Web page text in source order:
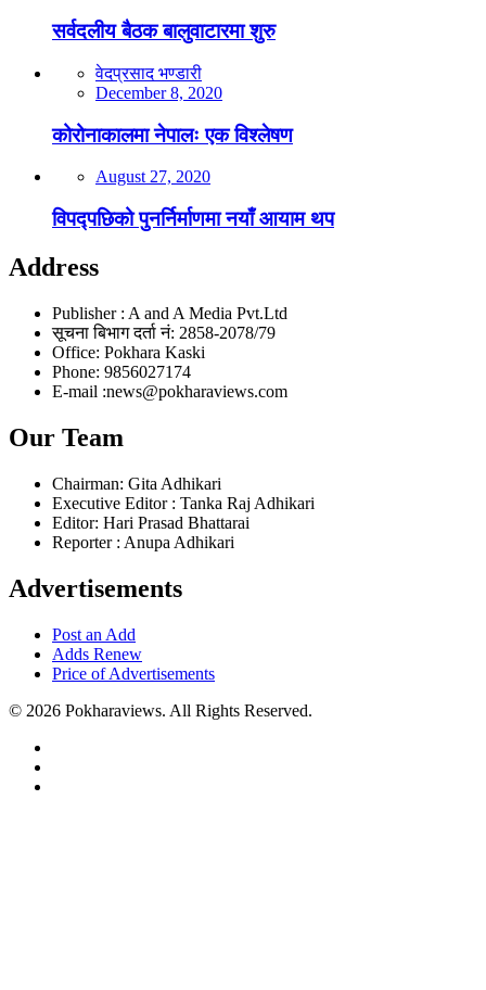
सर्वदलीय बैठक बालुवाटारमा शुरु
वेदप्रसाद भण्डारी
December 8, 2020
कोरोनाकालमा नेपालः एक विश्लेषण
August 27, 2020
विपद्पछिको पुनर्निर्माणमा नयाँ आयाम थप
Address
Publisher : A and A Media Pvt.Ltd
सूचना बिभाग दर्ता नं: 2858-2078/79
Office: Pokhara Kaski
Phone: 9856027174
E-mail :news@pokharaviews.com
Our Team
Chairman: Gita Adhikari
Executive Editor : Tanka Raj Adhikari
Editor: Hari Prasad Bhattarai
Reporter : Anupa Adhikari
Advertisements
Post an Add
Adds Renew
Price of Advertisements
© 2026 Pokharaviews. All Rights Reserved.